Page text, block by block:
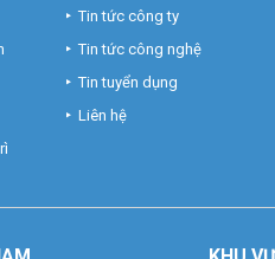
Tin tức công ty
Tin tức công nghệ
Tin tuyển dụng
Liên hệ